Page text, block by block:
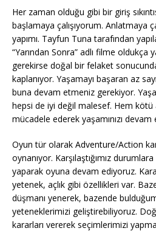
Her zaman olduğu gibi bir giriş
başlamaya çalışıyorum. Anlatmaya
yapımı. Tayfun Tuna tarafından
“Yarından Sonra” adlı filme oldukça
gerekirse doğal bir felaket
kaplanıyor. Yaşamayı başaran az
buna devam etmeniz gerekiyor.
hepsi de iyi değil malesef. Hem
mücadele ederek yaşamınızı
Oyun tür olarak Adventure/Action
oynanıyor. Karşılaştığımız
yaparak oyuna devam ediyoruz.
yetenek, açlık gibi özellikleri var.
düşmanı yenerek, bazende
yeteneklerimizi geliştirebiliyoruz.
kararları vererek seçimlerimizi